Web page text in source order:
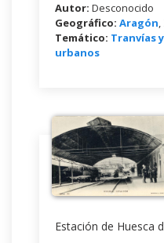
Autor: Desconocido
Geográfico: Aragón
Temático: Tranvías
urbanos
Estación de Huesca